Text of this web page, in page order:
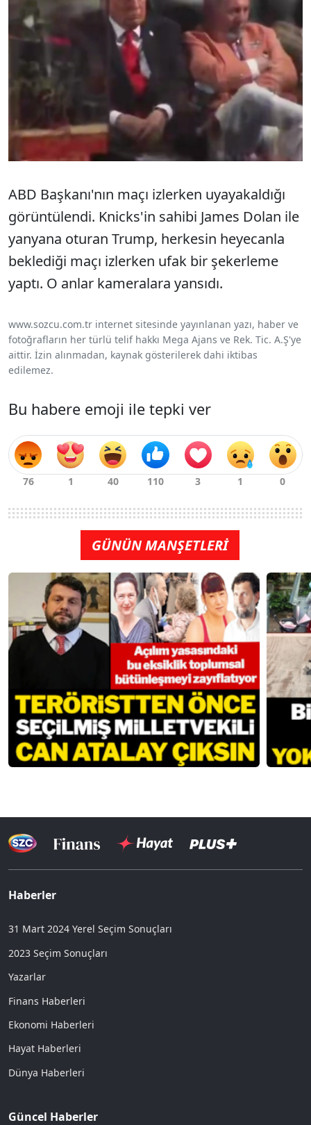
ABD Başkanı'nın maçı izlerken uyayakaldığı
görüntülendi. Knicks'in sahibi James Dolan ile
yanyana oturan Trump, herkesin heyecanla
beklediği maçı izlerken ufak bir şekerleme
yaptı. O anlar kameralara yansıdı.
www.sozcu.com.tr internet sitesinde yayınlanan yazı, haber ve
fotoğrafların her türlü telif hakkı Mega Ajans ve Rek. Tic. A.Ş'ye
aittir. İzin alınmadan, kaynak gösterilerek dahi iktibas
edilemez.
Bu habere emoji ile tepki ver
GÜNÜN MANŞETLERİ
Haberler
31 Mart 2024 Yerel Seçim Sonuçları
2023 Seçim Sonuçları
Yazarlar
Finans Haberleri
Ekonomi Haberleri
Hayat Haberleri
Dünya Haberleri
Güncel Haberler